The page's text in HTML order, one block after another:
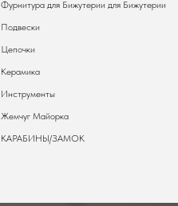
Фурнитура для Бижутерии для Бижутерии
Подвески
Цепочки
Керамика
Инструменты
Жемчуг Майорка
КАРАБИНЫ/ЗАМОК